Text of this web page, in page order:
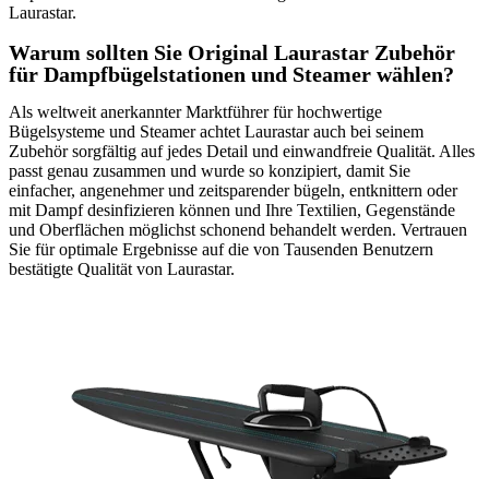
Laurastar.
Warum sollten Sie Original Laurastar Zubehör
für Dampfbügelstationen und Steamer wählen?
Als weltweit anerkannter Marktführer für hochwertige
Bügelsysteme und Steamer achtet Laurastar auch bei seinem
Zubehör sorgfältig auf jedes Detail und einwandfreie Qualität. Alles
passt genau zusammen und wurde so konzipiert, damit Sie
einfacher, angenehmer und zeitsparender bügeln, entknittern oder
mit Dampf desinfizieren können und Ihre Textilien, Gegenstände
und Oberflächen möglichst schonend behandelt werden. Vertrauen
Sie für optimale Ergebnisse auf die von Tausenden Benutzern
bestätigte Qualität von Laurastar.